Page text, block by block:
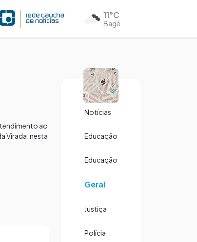
11°C
Bagé
ao
Virada: nesta
Notícias
Educação
Educação
Geral
Justiça
Polícia